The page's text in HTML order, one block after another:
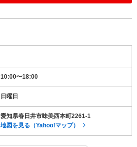
10:00〜18:00
日曜日
愛知県春日井市味美西本町2261-1
地図を見る（Yahoo!マップ）